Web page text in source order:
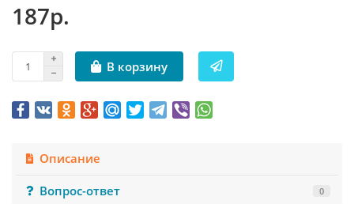
187р.
В корзину
Описание
Вопрос-ответ
0